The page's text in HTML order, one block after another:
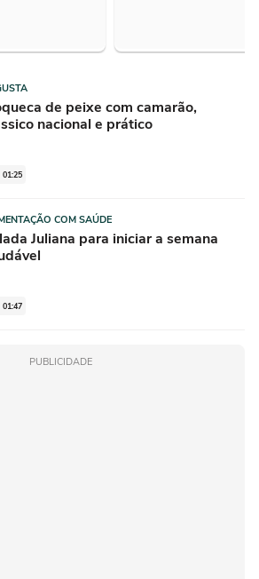
de peixe com camarão,
nacional e prático
01:25
COM SAÚDE
Juliana para iniciar a semana
01:47
PUBLICIDADE